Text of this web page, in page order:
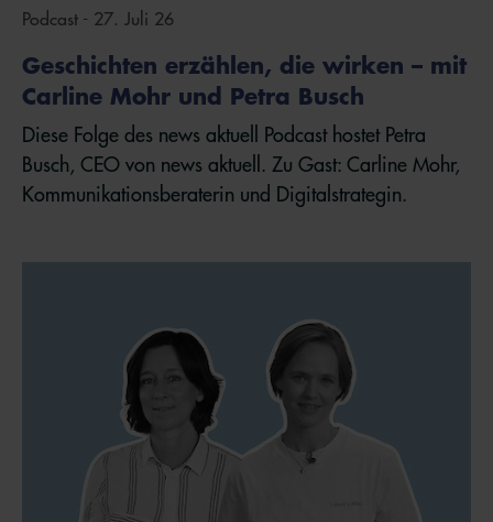
Podcast - 27. Juli 26
Geschichten erzählen, die wirken – mit
Carline Mohr und Petra Busch
Diese Folge des news aktuell Podcast hostet Petra
Busch, CEO von news aktuell. Zu Gast: Carline Mohr,
Kommunikationsberaterin und Digitalstrategin.